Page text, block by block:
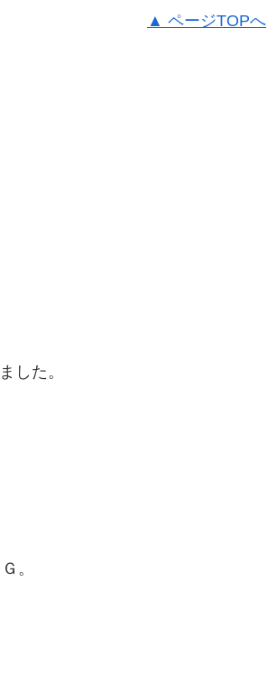
▲ ページTOPへ
した。
。